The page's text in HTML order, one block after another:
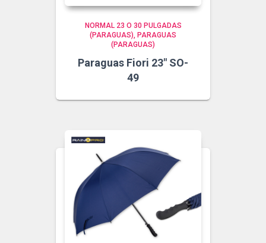
NORMAL 23 O 30 PULGADAS
(PARAGUAS)
PARAGUAS
(PARAGUAS)
Paraguas Fiori 23″ SO-
49